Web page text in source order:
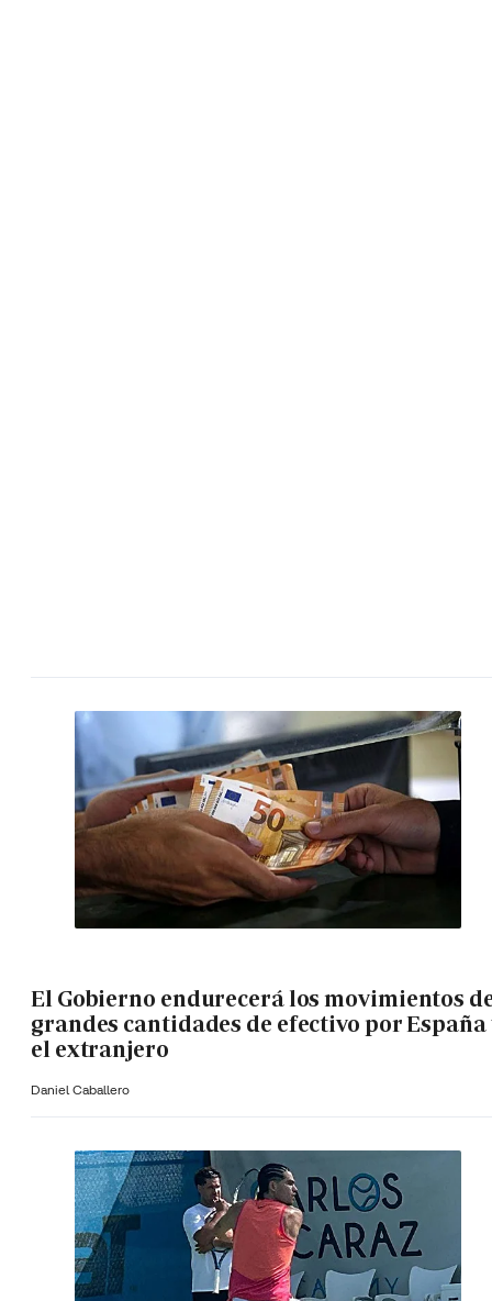
El Gobierno endurecerá los movimientos
grandes cantidades de efectivo por España
el extranjero
Daniel Caballero